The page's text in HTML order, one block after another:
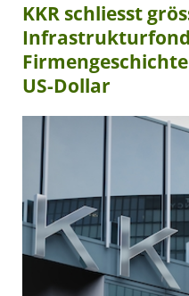
KKR schliesst
US-Dollar